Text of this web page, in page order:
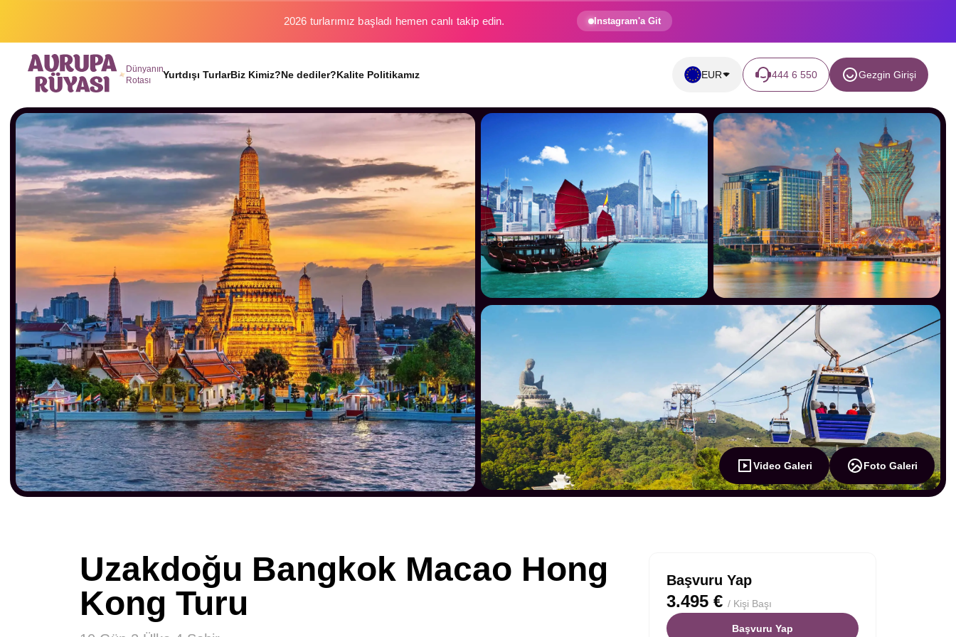
Binlerce gezginin hayali gerçek oluyor. Instagram'a Git
Dünyanın
Rotası
Yurtdışı TurlarBiz Kimiz?Ne dediler?Kalite Politikamız EUR 444 6 550 Gezgin Girişi
Video Galeri Foto Galeri
Uzakdoğu Bangkok Macao Hong
Kong Turu
Başvuru Yap
3.495 € / Kişi Başı
Başvuru Yap